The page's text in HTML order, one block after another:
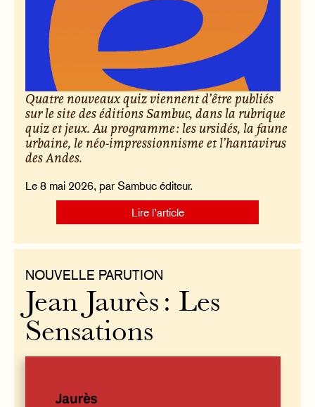
Quatre nouveaux quiz viennent d’être publiés
sur le site des éditions Sambuc, dans la rubrique
quiz et jeux. Au programme : les ursidés, la faune
urbaine, le néo-impressionnisme et l’hantavirus
des Andes.
Le 8 mai 2026, par Sambuc éditeur.
Lire l’article
NOUVELLE PARUTION
Jean Jaurès : Les
Sensations